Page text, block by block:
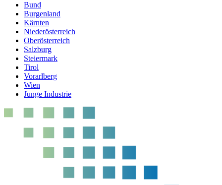
Bund
Burgenland
Kärnten
Niederösterreich
Oberösterreich
Salzburg
Steiermark
Tirol
Vorarlberg
Wien
Junge Industrie